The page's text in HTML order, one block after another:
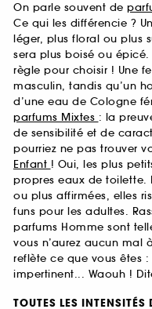
On parle souvent de
Ce qui les différencie ?
léger, plus floral ou plus
sera plus boisé ou
règle pour choisir ! Une
masculin, tandis qu’un
d’une eau de Cologne
parfums Mixtes : la
de sensibilité et de
pourriez ne pas trouver
Enfant ! Oui, les plus
propres eaux de toilette.
ou plus affirmées, elles
funs pour les adultes.
parfums Homme sont
vous n’aurez aucun
reflète ce que vous êtes
impertinent... Waouh !
TOUTES LES INTENSITÉS